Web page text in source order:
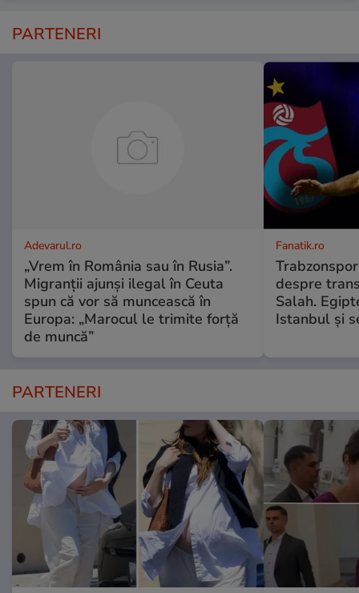
PARTENERI
Adevarul.ro
„Vrem în România sau în Rusia”.
Migranții ajunși ilegal în Ceuta
spun că vor să muncească în
Europa: „Marocul le trimite forță
de muncă”
Fanatik.ro
despre
Salah.
Istanbul și
PARTENERI